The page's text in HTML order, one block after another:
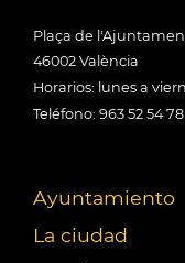
Plaça de
46002 València
Horarios: lunes a
Teléfono: 963 52 54 78
Ayuntamiento
La ciudad